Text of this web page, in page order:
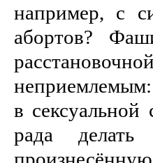
например, с
абортов?
неприемлемым:
в
рада